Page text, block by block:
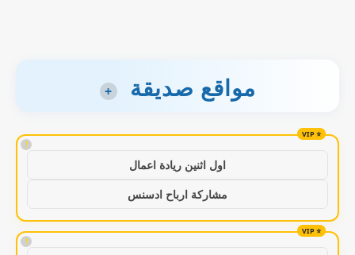
مواقع صديقة +
!
اول اثنين ريادة اعمال
مشاركة ارباح ادسنس
!